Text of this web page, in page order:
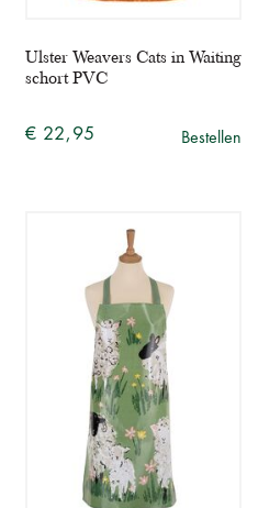
Ulster Weavers Cats in Waiting
schort PVC
€ 22,95 Bestellen